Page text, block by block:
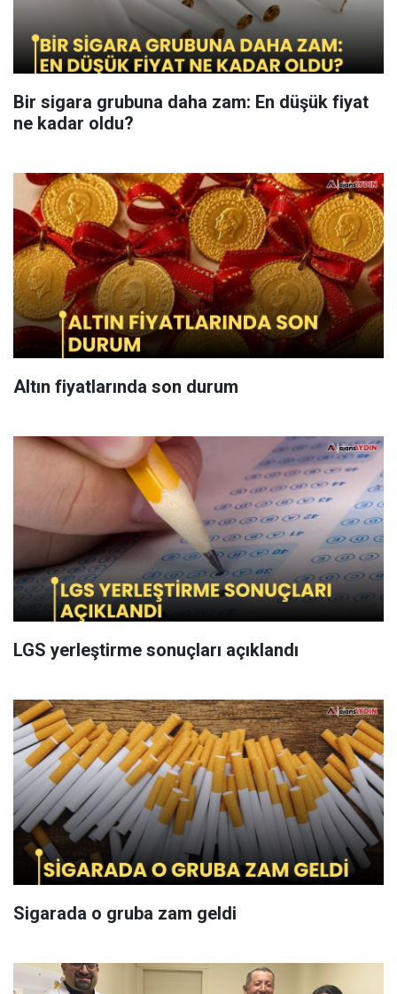
Bir sigara grubuna daha zam: En düşük fiyat
ne kadar oldu?
Altın fiyatlarında son durum
LGS yerleştirme sonuçları açıklandı
Sigarada o gruba zam geldi